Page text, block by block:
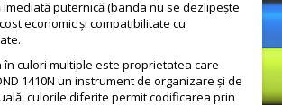
puternică (banda nu se dezlipește
economic și compatibilitate cu
culori multiple este proprietatea care
1410N un instrument de organizare și de
culorile diferite permit codificarea prin